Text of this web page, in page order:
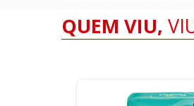
QUEM VIU,